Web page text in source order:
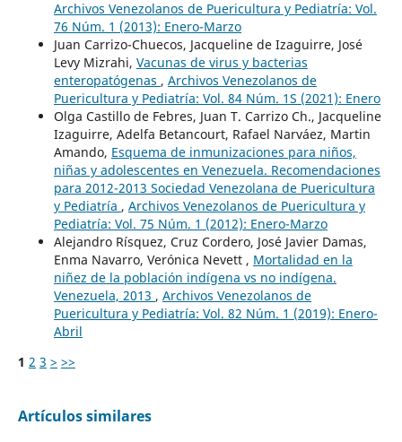
Archivos Venezolanos de Puericultura y Pediatría: Vol.
76 Núm. 1 (2013): Enero-Marzo
Juan Carrizo-Chuecos, Jacqueline de Izaguirre, José
Levy Mizrahi, Vacunas de virus y bacterias
enteropatógenas , Archivos Venezolanos de
Puericultura y Pediatría: Vol. 84 Núm. 1S (2021): Enero
Olga Castillo de Febres, Juan T. Carrizo Ch., Jacqueline
Izaguirre, Adelfa Betancourt, Rafael Narváez, Martin
Amando, Esquema de inmunizaciones para niños,
niñas y adolescentes en Venezuela. Recomendaciones
para 2012-2013 Sociedad Venezolana de Puericultura
y Pediatría , Archivos Venezolanos de Puericultura y
Pediatría: Vol. 75 Núm. 1 (2012): Enero-Marzo
Alejandro Rísquez, Cruz Cordero, José Javier Damas,
Enma Navarro, Verónica Nevett , Mortalidad en la
niñez de la población indígena vs no indígena.
Venezuela, 2013 , Archivos Venezolanos de
Puericultura y Pediatría: Vol. 82 Núm. 1 (2019): Enero-
Abril
1 2 3 > >>
Artículos similares